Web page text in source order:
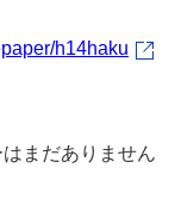
h14haku
まだありません